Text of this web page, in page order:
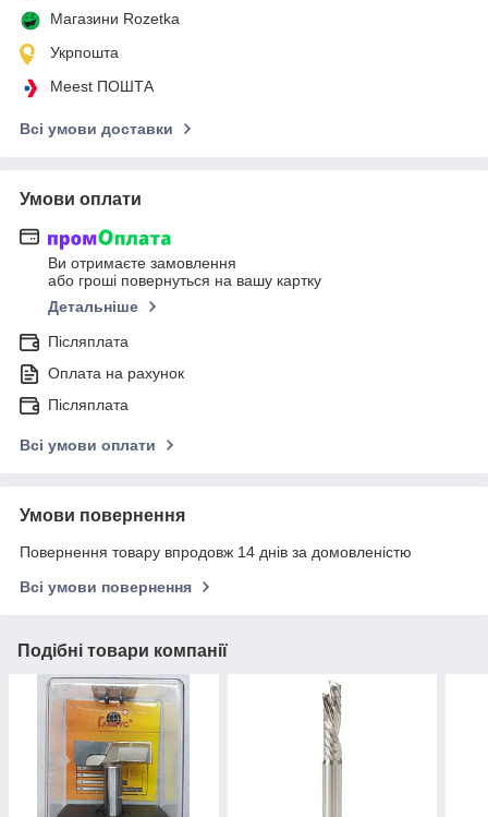
Магазини Rozetka
Укрпошта
Meest ПОШТА
Всі умови доставки
Умови оплати
Ви отримаєте замовлення
або гроші повернуться на вашу картку
Детальніше
Післяплата
Оплата на рахунок
Післяплата
Всі умови оплати
Умови повернення
Повернення товару впродовж 14 днів за домовленістю
Всі умови повернення
Подібні товари компанії